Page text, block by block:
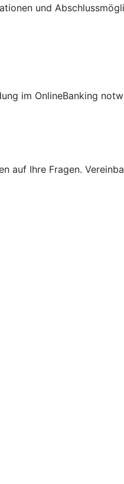
und
im OnlineBanking
Ihre Fragen.